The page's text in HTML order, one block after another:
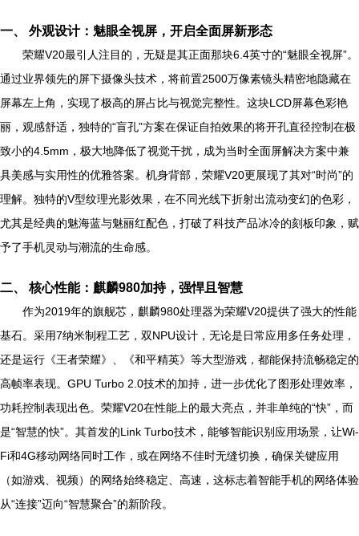
一、 外观设计：魅眼全视屏，开启全面屏新形态
荣耀V20最引人注目的，无疑是其正面那块6.4英寸的“魅眼全视屏”。
通过业界领先的屏下摄像头技术，将前置2500万像素镜头精密地隐藏在
屏幕左上角，实现了极高的屏占比与视觉完整性。这块LCD屏幕色彩艳
丽，观感舒适，独特的“盲孔”方案在保证自拍效果的将开孔直径控制在极
致小的4.5mm，极大地降低了视觉干扰，成为当时全面屏解决方案中兼
具美感与实用性的优雅答案。机身背部，荣耀V20更展现了其对“时尚”的
理解。独特的V型纹理光影效果，在不同光线下折射出流动变幻的色彩，
尤其是经典的魅海蓝与魅丽红配色，打破了科技产品冰冷的刻板印象，赋
予了手机灵动与潮流的生命感。
二、 核心性能：麒麟980加持，强悍且智慧
作为2019年的旗舰芯，麒麟980处理器为荣耀V20提供了强大的性能
基石。采用7纳米制程工艺，双NPU设计，无论是日常应用多任务处理，
还是运行《王者荣耀》、《和平精英》等大型游戏，都能保持流畅稳定的
高帧率表现。GPU Turbo 2.0技术的加持，进一步优化了图形处理效率，
功耗控制表现出色。荣耀V20在性能上的最大亮点，并非单纯的“快”，而
是“智慧的快”。其首发的Link Turbo技术，能够智能识别应用场景，让Wi-
Fi和4G移动网络同时工作，或在网络不佳时无缝切换，确保关键应用
（如游戏、视频）的网络始终稳定、高速，这标志着智能手机的网络体验
从“连接”迈向“智慧聚合”的新阶段。